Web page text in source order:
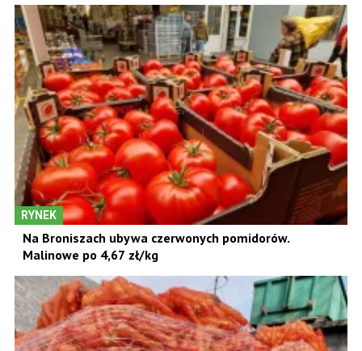
RYNEK
Na Broniszach ubywa czerwonych pomidorów.
Malinowe po 4,67 zł/kg